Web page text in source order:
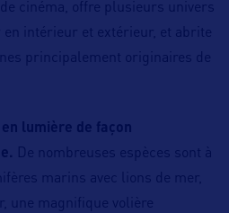
cinéma, offre plusieurs univers
intérieur et extérieur, et abrite
principalement originaires de
lumière de façon
De nombreuses espèces sont à
marins avec lions de mer,
une magnifique volière